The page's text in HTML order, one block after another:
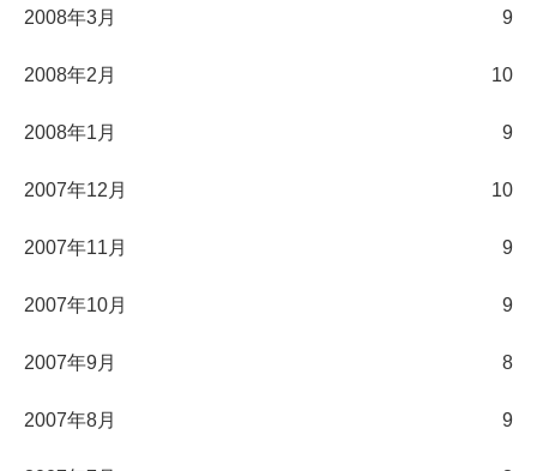
2008年3月 9
2008年2月 10
2008年1月 9
2007年12月 10
2007年11月 9
2007年10月 9
2007年9月 8
2007年8月 9